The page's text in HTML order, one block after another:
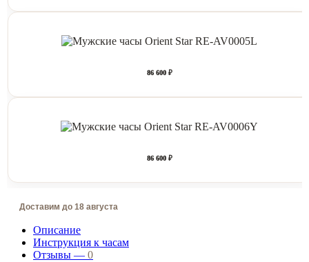
86 600 ₽
86 600 ₽
Доставим до 18 августа
Описание
Инструкция к часам
Отзывы — 0